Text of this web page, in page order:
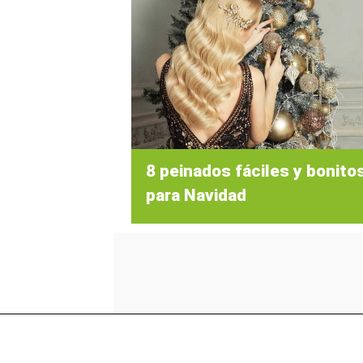
8 peinados fáciles y
para Navidad